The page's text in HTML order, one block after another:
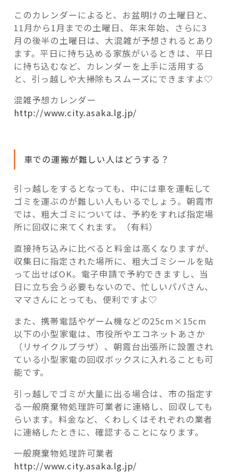
このカレンダーによると、お盆明けの土曜日と、
11月から1月までの土曜日、年末年始、さらに3
月の後半の土曜日は、大混雑が予想されるとあり
ます。平日に持ち込める家族がいるときは、平日
に持ち込むなど、カレンダーを上手に活用する
と、引っ越しや大掃除もスムーズにできますよ♡
混雑予想カレンダー
http://www.city.asaka.lg.jp/
車での運搬が難しい人はどうする？
引っ越しをするとなっても、中には車を運転して
ゴミを運ぶのが難しい人もいるでしょう。朝霞市
では、粗大ゴミについては、予約をすれば指定場
所に回収に来てくれます。（有料）
直接持ち込みに比べると料金は高くなりますが、
収集日に指定された場所に、粗大ゴミシールを貼
って出せばOK。電子申請で予約できますし、当
日に立ち会う必要もないので、忙しいパパさん、
ママさんにとっても、便利ですよ♡
また、携帯電話やゲーム機などの25cm×15cm
以下の小型家電は、市役所やエコネットあさか
（リサイクルプラザ）、朝霞台出張所に設置され
ている小型家電の回収ボックスに入れることも可
能です。
引っ越しでゴミが大量に出る場合は、市の指定す
る一般廃棄物処理許可業者に連絡し、回収しても
らいます。料金など、くわしくはそれぞれの業者
に連絡したときに、確認することになります。
一般廃棄物処理許可業者
http://www.city.asaka.lg.jp/